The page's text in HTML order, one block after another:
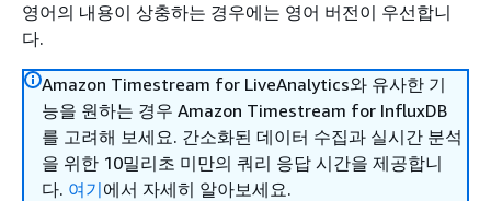
영어의 내용이 상충하는 경우에는 영어 버전이 우선합니
다.
Amazon Timestream for LiveAnalytics와 유사한 기
능을 원하는 경우 Amazon Timestream for InfluxDB
를 고려해 보세요. 간소화된 데이터 수집과 실시간 분석
을 위한 10밀리초 미만의 쿼리 응답 시간을 제공합니
다. 여기에서 자세히 알아보세요.